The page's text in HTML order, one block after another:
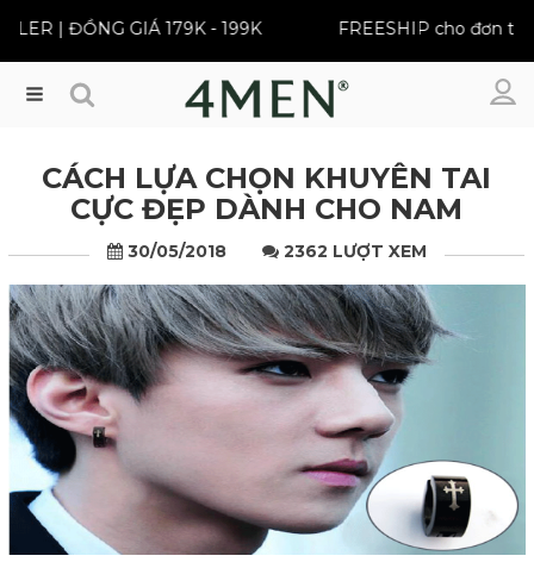
GIÁ 179K - 199K FREESHIP cho đơn từ 399K
Menu
CÁCH LỰA CHỌN KHUYÊN TAI
CỰC ĐẸP DÀNH CHO NAM
30/05/2018 2362 LƯỢT XEM